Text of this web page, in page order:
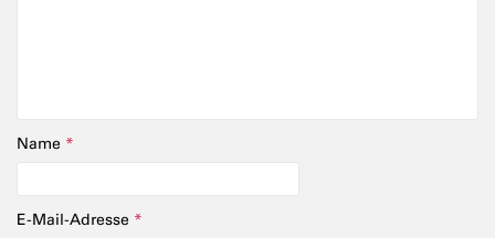
Name *
E-Mail-Adresse *